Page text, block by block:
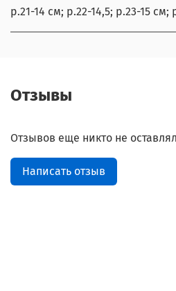
р.21-14 см; р.22-14,5; р.23-15 см;
Отзывы
Отзывов еще никто не оставлял
Написать отзыв